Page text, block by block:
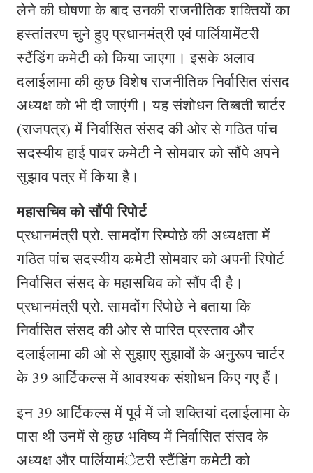
लेने की घोषणा के बाद उनकी राजनीतिक शक्तियों का
हस्तांतरण चुने हुए प्रधानमंत्री एवं पार्लियामेंटरी
स्टैंडिंग कमेटी को किया जाएगा। इसके अलाव
दलाईलामा की कुछ विशेष राजनीतिक निर्वासित संसद
अध्यक्ष को भी दी जाएंगी। यह संशोधन तिब्बती चार्टर
(राजपत्र) में निर्वासित संसद की ओर से गठित पांच
सदस्यीय हाई पावर कमेटी ने सोमवार को सौंपे अपने
सुझाव पत्र में किया है।
महासचिव को सौंपी रिपोर्ट
प्रधानमंत्री प्रो. सामदोंग रिम्पोछे की अध्यक्षता में
गठित पांच सदस्यीय कमेटी सोमवार को अपनी रिपोर्ट
निर्वासित संसद के महासचिव को सौंप दी है।
प्रधानमंत्री प्रो. सामदोंग रिंपोछे ने बताया कि
निर्वासित संसद की ओर से पारित प्रस्ताव और
दलाईलामा की ओ से सुझाए सुझावों के अनुरूप चार्टर
के 39 आर्टिकल्स में आवश्यक संशोधन किए गए हैं।
इन 39 आर्टिकल्स में पूर्व में जो शक्तियां दलाईलामा के
पास थी उनमें से कुछ भविष्य में निर्वासित संसद के
अध्यक्ष और पार्लियामंेटरी स्टैंडिंग कमेटी को